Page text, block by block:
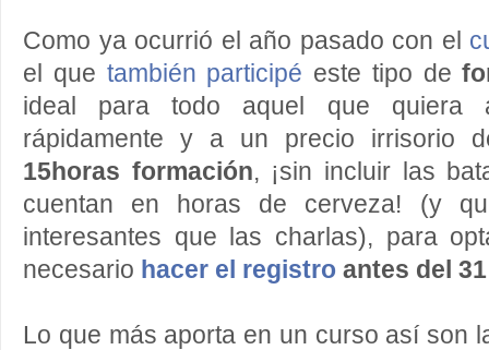
Como ya ocurrió el año pasado con el
el que también participé este tipo de
ideal para todo aquel que quiera
rápidamente y a un precio irrisorio
15horas formación, ¡sin incluir las
cuentan en horas de cerveza! (y
interesantes que las charlas), para
necesario hacer el registro antes del
Lo que más aporta en un curso así son